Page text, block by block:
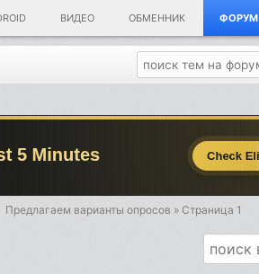
ВИДЕО ОБМЕННИК ФОРУМ
Предлагаем варианты опросов » Страница 1